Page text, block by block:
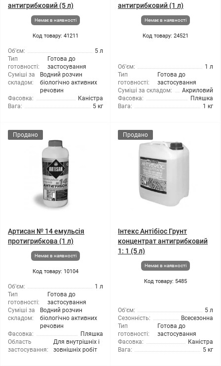
антигрибковий (5 л)
Немає в наявності
Код товару: 41211
Об'єм:
5 л
Тип
готовності:
Готова до
застосування
Суміші за
складом:
Водний розчин
біологічно активних
речовин
Фасовка:
Каністра
Вага:
5 кг
антигрибковий (1 л)
Немає в наявності
Код товару: 24521
Об'єм:
1 л
Тип
готовності:
Готова до
застосування
Суміші за складом:
Акриловий
Фасовка:
Пляшка
Вага:
1 кг
Продано
Артисан № 14 емульсія
протигрибкова (1 л)
Немає в наявності
Код товару: 10104
Об'єм:
1 л
Тип
готовності:
Готова до
застосування
Суміші за
складом:
Водний розчин
біологічно активних
речовин
Фасовка:
Пляшка
Область
застосування:
Для внутрішніх і
зовнішніх робіт
Продано
Інтекс Антібіос Грунт
концентрат антигрибковий
1: 1 (5 л)
Немає в наявності
Код товару: 5485
Об'єм:
5 л
Сезонність:
Всесезонна
Тип
готовності:
Готова до
застосування
Фасовка:
Каністра
Вага:
5 кг